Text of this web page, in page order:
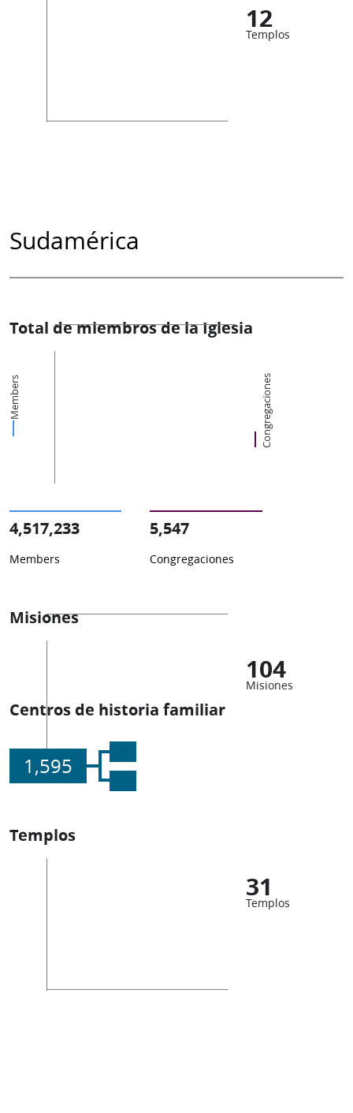
12
Templos
Sudamérica
Total de miembros de la Iglesia
Members Congregaciones
4,517,233
Members
5,547
Congregaciones
Misiones
104
Misiones
Centros de historia familiar
1,595
Templos
31
Templos